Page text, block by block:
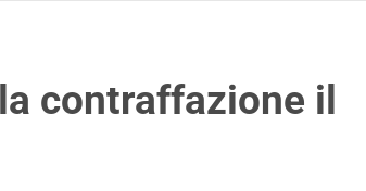
contraffazione il